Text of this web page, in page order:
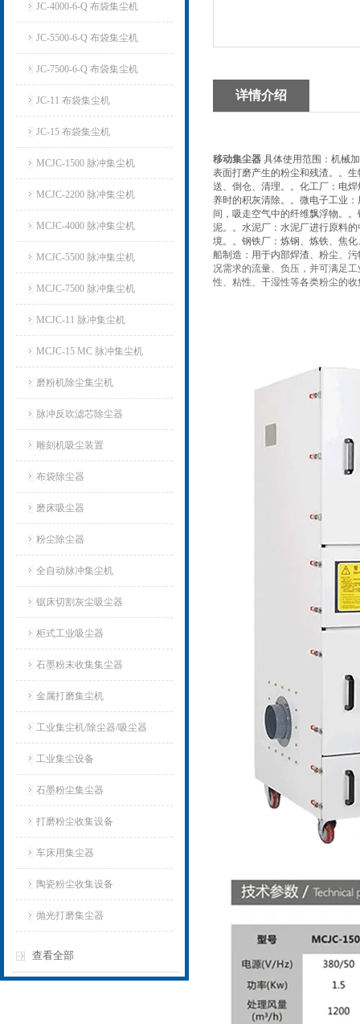
JC-4000-6-Q 布袋集尘机
JC-5500-6-Q 布袋集尘机
JC-7500-6-Q 布袋集尘机
JC-11 布袋集尘机
JC-15 布袋集尘机
MCJC-1500 脉冲集尘机
MCJC-2200 脉冲集尘机
MCJC-4000 脉冲集尘机
MCJC-5500 脉冲集尘机
MCJC-7500 脉冲集尘机
MCJC-11 脉冲集尘机
MCJC-15 MC 脉冲集尘机
磨粉机除尘集尘机
脉冲反吹滤芯除尘器
雕刻机吸尘装置
布袋除尘器
磨床吸尘器
粉尘除尘器
全自动脉冲集尘机
锯床切割灰尘吸尘器
柜式工业吸尘器
石墨粉末收集集尘器
金属打磨集尘机
工业集尘机/除尘器/吸尘器
工业集尘设备
石墨粉尘集尘器
打磨粉尘收集设备
车床用集尘器
陶瓷粉尘收集设备
抛光打磨集尘器
查看全部
详情介绍
移动集尘器 具体使用范围：机械
表面打磨产生的粉尘和残渣。。
送、倒仓、清理。。化工厂：电
养时的积灰清除。。微电子工业
间，吸走空气中的纤维飘浮物。
泥。。水泥厂：水泥厂进行原料
境。。钢铁厂：炼钢、炼铁、焦
船制造：用于内部焊渣、粉尘、
况需求的流量、负压，并可满足
性、粘性、干湿性等各类粉尘的收